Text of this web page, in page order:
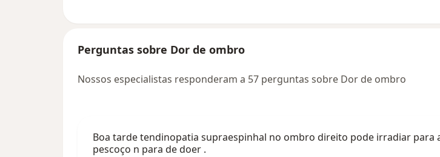
Perguntas sobre Dor de ombro
Nossos especialistas responderam a 57 perguntas sobre Dor de ombro
Boa tarde tendinopatia supraespinhal no ombro direito pode irradiar para
pescoço n para de doer .